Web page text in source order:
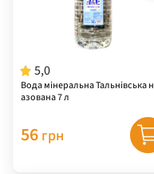
5,0
Вода мінеральна Тальнівська
азована 7 л
56 грн